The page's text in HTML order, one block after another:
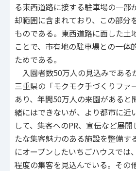
る東西道路に接する駐車場の一部
却範囲に含まれており、この部分
ものである。東西道路に面した土
ことで、市有地の駐車場との一体
ためである。
入園者数50万人の見込みである
三重県の「モクモク手づくりファ
あり、年間50万人の来園があると
緒にはできないが、より都市に近
して、集客へのPR、宣伝など展
たな集客魅力のある施設を整備す
にオープンしたいちごハウスでは
程度の集客を見込んでいる。その